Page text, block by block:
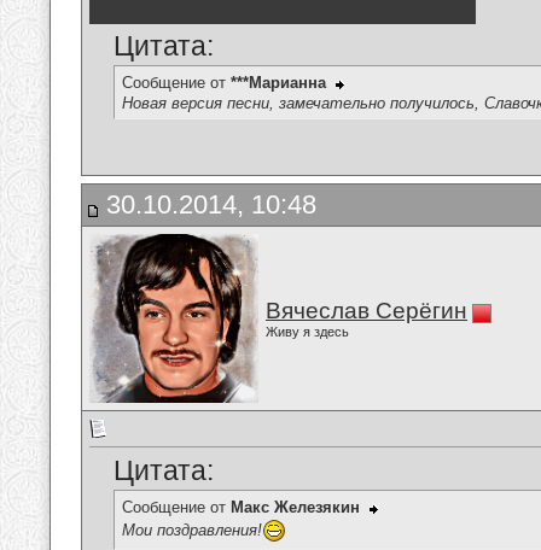
Цитата:
Сообщение от ***Марианна
Новая версия песни, замечательно получилось,
30.10.2014, 10:48
Вячеслав Серёгин
Живу я здесь
Цитата:
Сообщение от Макс Железякин
Мои поздравления!